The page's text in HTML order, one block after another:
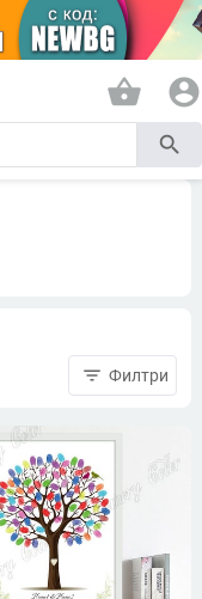
shopping_basket account_circle
search
filter_list Филтри